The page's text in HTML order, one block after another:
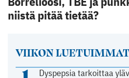
VIIKON LUETUIMMAT
Dyspepsia tarkoittaa
niistä pitää tietää?